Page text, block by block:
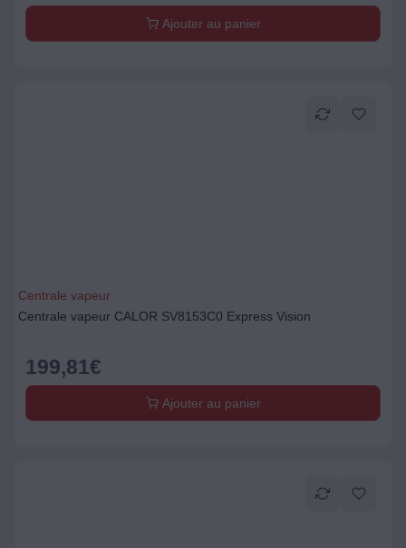
Ajouter au panier
Centrale vapeur
Centrale vapeur CALOR SV8153C0 Express Vision
199,81€
Ajouter au panier